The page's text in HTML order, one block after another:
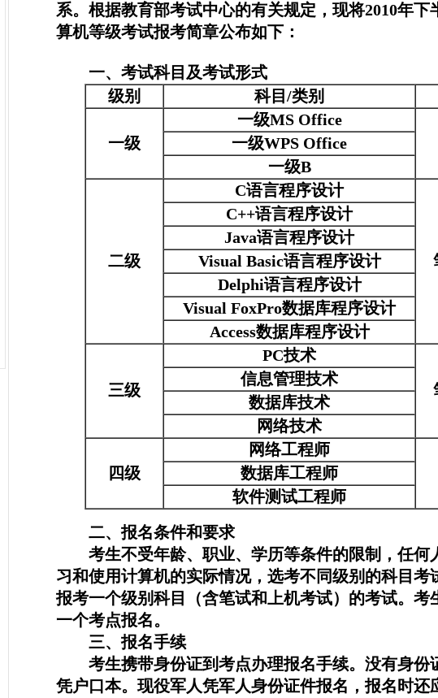
系。根据教育部考试中心的有关规定，现将2010年下
算机等级考试报考简章公布如下：
一、考试科目及考试形式
级别
科目/类别
一级
一级MS Office
一级WPS Office
一级B
二级
C语言程序设计
C++语言程序设计
Java语言程序设计
Visual Basic语言程序设计
Delphi语言程序设计
Visual FoxPro数据库程序设计
Access数据库程序设计
三级
PC技术
信息管理技术
数据库技术
网络技术
四级
网络工程师
数据库工程师
软件测试工程师
二、报名条件和要求
考生不受年龄、职业、学历等条件的限制，任何
习和使用计算机的实际情况，选考不同级别的科目考
报考一个级别科目（含笔试和上机考试）的考试。考
一个考点报名。
三、报名手续
考生携带身份证到考点办理报名手续。没有身份
凭户口本。现役军人凭军人身份证件报名，报名时还